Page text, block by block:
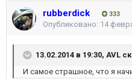
rubberdick 333
Опубликовано: 14
13.02.2014 в 19:30, AVL
И самое страшное, что я